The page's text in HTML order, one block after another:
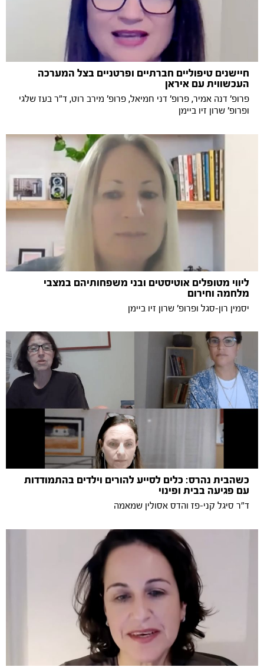
חיישנים טיפוליים חברתיים ופרטניים בצל המערכה
העכשווית עם איראן
פרופ' דנה אמיר, פרופ' דני חמיאל, פרופ' מירב רוט, ד"ר בעז שלגי
ופרופ' שרון זיו ביימן
ליווי מטופלים אוטיסטים ובני משפחותיהם במצבי
מלחמה וחירום
יסמין רון-סגל ופרופ' שרון זיו ביימן
כשהבית נהרס: כלים לסייע להורים וילדים בהתמודדות
עם פגיעה בבית ופינוי
ד"ר סיגל קני-פז והדס אסולין שמאמה